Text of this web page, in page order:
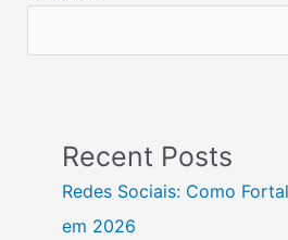
Recent Posts
Redes Sociais: Como
em 2026